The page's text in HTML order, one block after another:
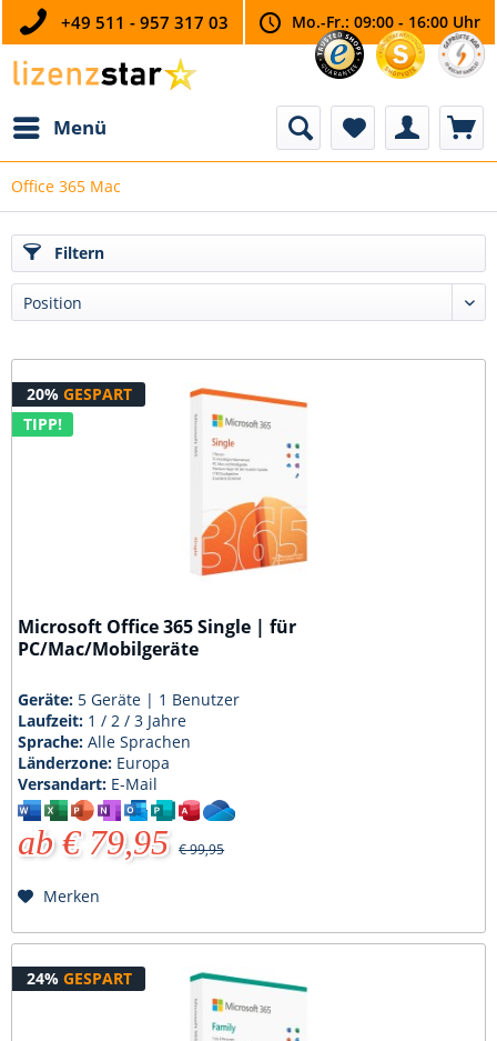
+49 511 - 957 317 03 Mo.-Fr.: 09:00 - 16:00 Uhr
Menü
Office 365 Mac
Filtern
20% GESPART
TIPP!
Microsoft Office 365 Single | für
PC/Mac/Mobilgeräte
Geräte: 5 Geräte | 1 Benutzer
Laufzeit: 1 / 2 / 3 Jahre
Sprache:Alle Sprachen
Länderzone: Europa
Versandart: E-Mail
ab € 79,95 € 99,95
Merken
24% GESPART